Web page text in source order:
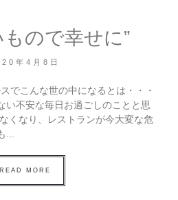
ので幸せに”
年4月8日
でこんな世の中になるとは・・・
い不安な毎日お過ごしのことと思
くなり、レストランが今大変な危
READ MORE